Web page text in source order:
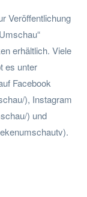
Veröffentlichung
erhältlich. Viele
es unter
Facebook
), Instagram
) und